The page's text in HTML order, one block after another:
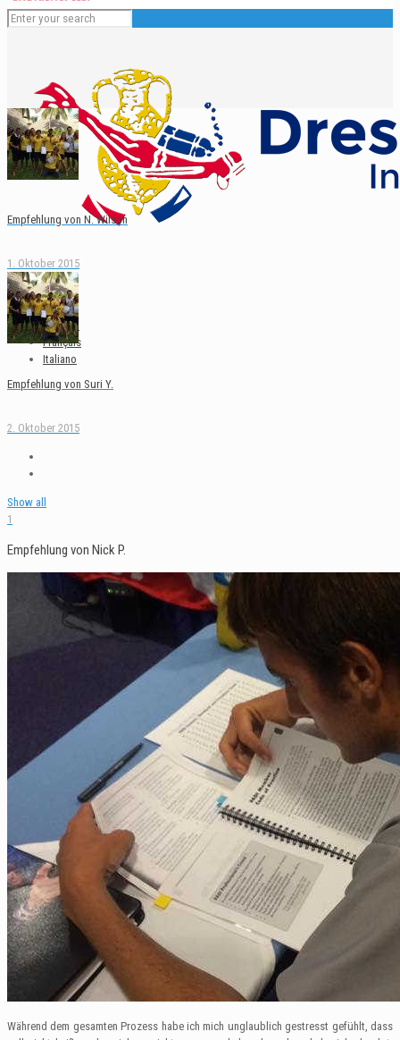
Deutsch
English
Español
Français
Italiano
Empfehlung von N. Wilson
1. Oktober 2015
Empfehlung von Suri Y.
2. Oktober 2015
Show all
1
Empfehlung von Nick P.
Während dem gesamten Prozess habe ich mich unglaublich gestresst gefühlt, dass